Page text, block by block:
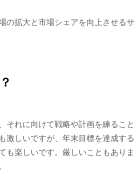
の拡大と市場シェアを向上させるサ
それに向けて戦略や計画を練ること
激しいですが、年末目標を達成する
も楽しいです。厳しいこともありま